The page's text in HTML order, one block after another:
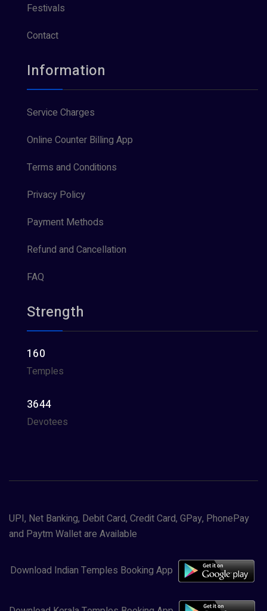
Festivals
Contact
Information
Service Charges
Online Counter Billing App
Terms and Conditions
Privacy Policy
Payment Methods
Refund and Cancellation
FAQ
Strength
160
Temples
3644
Devotees
UPI, Net Banking, Debit Card, Credit Card, GPay, PhonePay
and Paytm Wallet are Available
Download Indian Temples Booking App